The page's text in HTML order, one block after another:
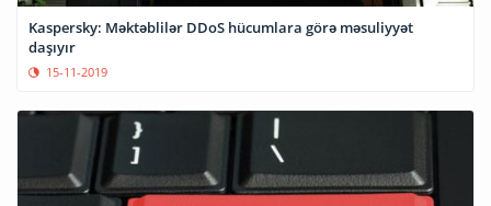
Kaspersky: Məktəblilər DDoS hücumlara görə məsuliyyət
daşıyır
15-11-2019